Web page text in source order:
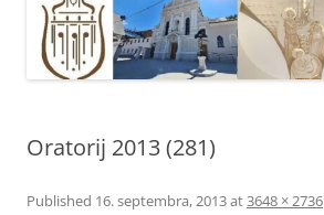
Oratorij 2013 (281)
Published 16. septembra, 2013at3648 × 2736